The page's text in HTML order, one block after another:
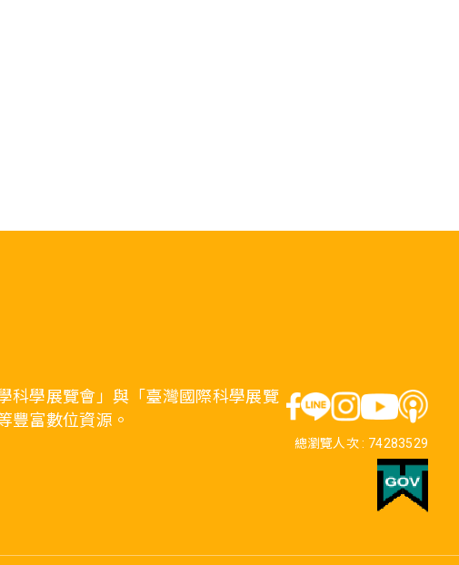
科學展覽會」與「臺灣國際科學展覽
豐富數位資源。
總瀏覽人次 : 74283529